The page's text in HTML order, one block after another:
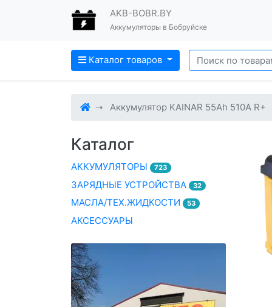
AKB-BOBR.BY
Аккумуляторы в Бобруйске
Каталог товаров
Аккумулятор KAINAR 55Ah 510A R+
Каталог
АККУМУЛЯТОРЫ 723
ЗАРЯДНЫЕ УСТРОЙСТВА 32
МАСЛА/ТЕХ.ЖИДКОСТИ 53
АКСЕССУАРЫ